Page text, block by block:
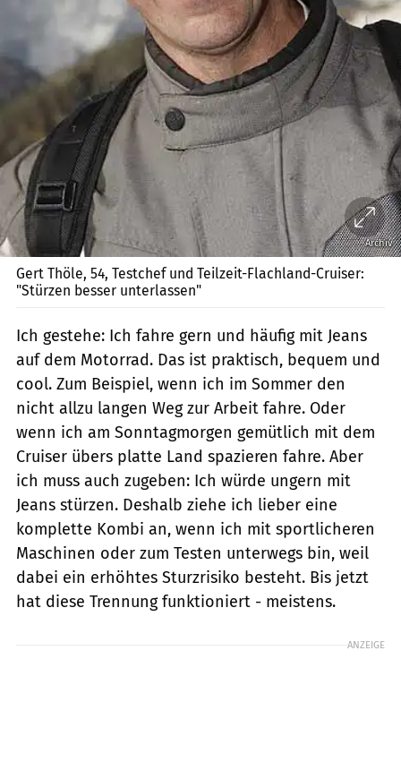
Archiv
Gert Thöle, 54, Testchef und Teilzeit-Flachland-Cruiser:
"Stürzen besser unterlassen"
Ich gestehe: Ich fahre gern und häufig mit Jeans
auf dem Motorrad. Das ist praktisch, bequem und
cool. Zum Beispiel, wenn ich im Sommer den
nicht allzu langen Weg zur Arbeit fahre. Oder
wenn ich am Sonntagmorgen gemütlich mit dem
Cruiser übers platte Land spazieren fahre. Aber
ich muss auch zugeben: Ich würde ungern mit
Jeans stürzen. Deshalb ziehe ich lieber eine
komplette Kombi an, wenn ich mit sportlicheren
Maschinen oder zum Testen unterwegs bin, weil
dabei ein erhöhtes Sturzrisiko besteht. Bis jetzt
hat diese Trennung funktioniert - meistens.
ANZEIGE